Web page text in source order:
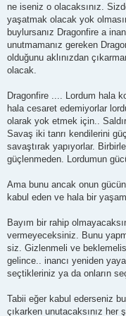
ne iseniz o olacaksınız.
yaşatmak olacak yok
buylursanız Dragonfire a
unutmamanız gereken
olduğunu aklınızdan
olacak.
Dragonfire .... Lordum hala
hala cesaret edemiyorlar
olarak yok etmek için..
Savaş iki tanrı kendilerini
savaştırak yapıyorlar.
güçlenmeden. Lordumun
Ama bunu ancak onun
kabul eden ve hala bir
Bayım bir rahip
vermeyeceksiniz. Bunu
siz. Gizlenmeli ve
gelince.. inancı yeniden
seçtikleriniz ya da onların
Tabii eğer kabul ederseniz
çıkarken unutacaksınız